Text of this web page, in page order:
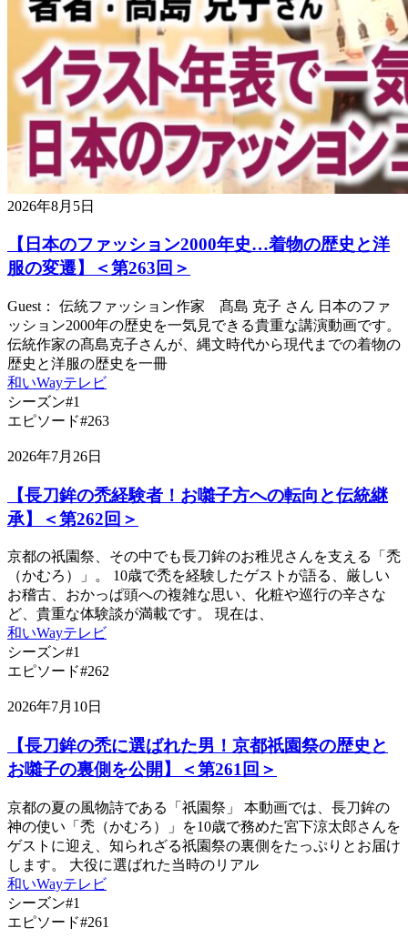
2026年8月5日
【日本のファッション2000年史…着物の歴史と洋
服の変遷】＜第263回＞
Guest： 伝統ファッション作家 髙島 克子 さん 日本のファ
ッション2000年の歴史を一気見できる貴重な講演動画です。
伝統作家の髙島克子さんが、縄文時代から現代までの着物の
歴史と洋服の歴史を一冊
和いWayテレビ
シーズン#1
エピソード#263
2026年7月26日
【長刀鉾の禿経験者！お囃子方への転向と伝統継
承】＜第262回＞
京都の祇園祭、その中でも長刀鉾のお稚児さんを支える「禿
（かむろ）」。 10歳で禿を経験したゲストが語る、厳しい
お稽古、おかっぱ頭への複雑な思い、化粧や巡行の辛さな
ど、貴重な体験談が満載です。 現在は、
和いWayテレビ
シーズン#1
エピソード#262
2026年7月10日
【長刀鉾の禿に選ばれた男！京都祇園祭の歴史と
お囃子の裏側を公開】＜第261回＞
京都の夏の風物詩である「祇園祭」 本動画では、長刀鉾の
神の使い「禿（かむろ）」を10歳で務めた宮下涼太郎さんを
ゲストに迎え、知られざる祇園祭の裏側をたっぷりとお届け
します。 大役に選ばれた当時のリアル
和いWayテレビ
シーズン#1
エピソード#261